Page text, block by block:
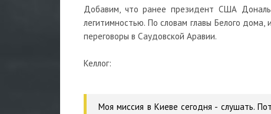
Добавим, что ранее президент США
легитимностью. По словам главы Белого
переговоры в Саудовской Аравии.
Келлог:
Моя миссия в Киеве сегодня - слушать.